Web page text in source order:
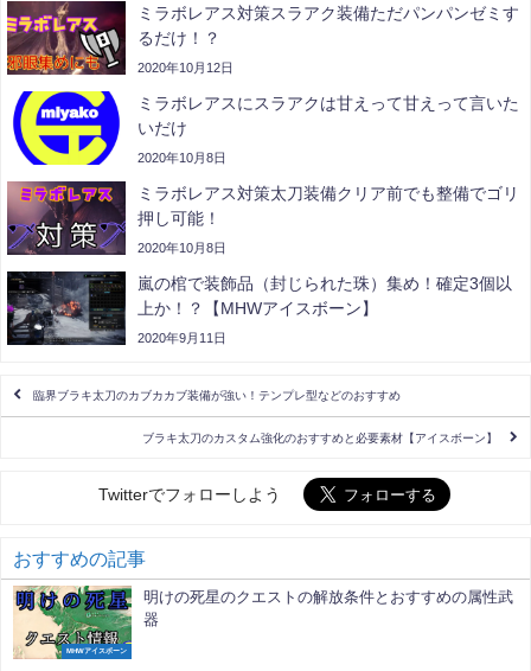
ミラボレアス対策スラアク装備ただパンパンゼミす
るだけ！？
2020年10月12日
ミラボレアスにスラアクは甘えって甘えって言いた
いだけ
2020年10月8日
ミラボレアス対策太刀装備クリア前でも整備でゴリ
押し可能！
2020年10月8日
嵐の棺で装飾品（封じられた珠）集め！確定3個以
上か！？【MHWアイスボーン】
2020年9月11日
臨界ブラキ太刀のカブカカブ装備が強い！テンプレ型などのおすすめ
ブラキ太刀のカスタム強化のおすすめと必要素材【アイスボーン】
Twitterでフォローしよう
おすすめの記事
MHWアイスボーン
明けの死星のクエストの解放条件とおすすめの属性武
器